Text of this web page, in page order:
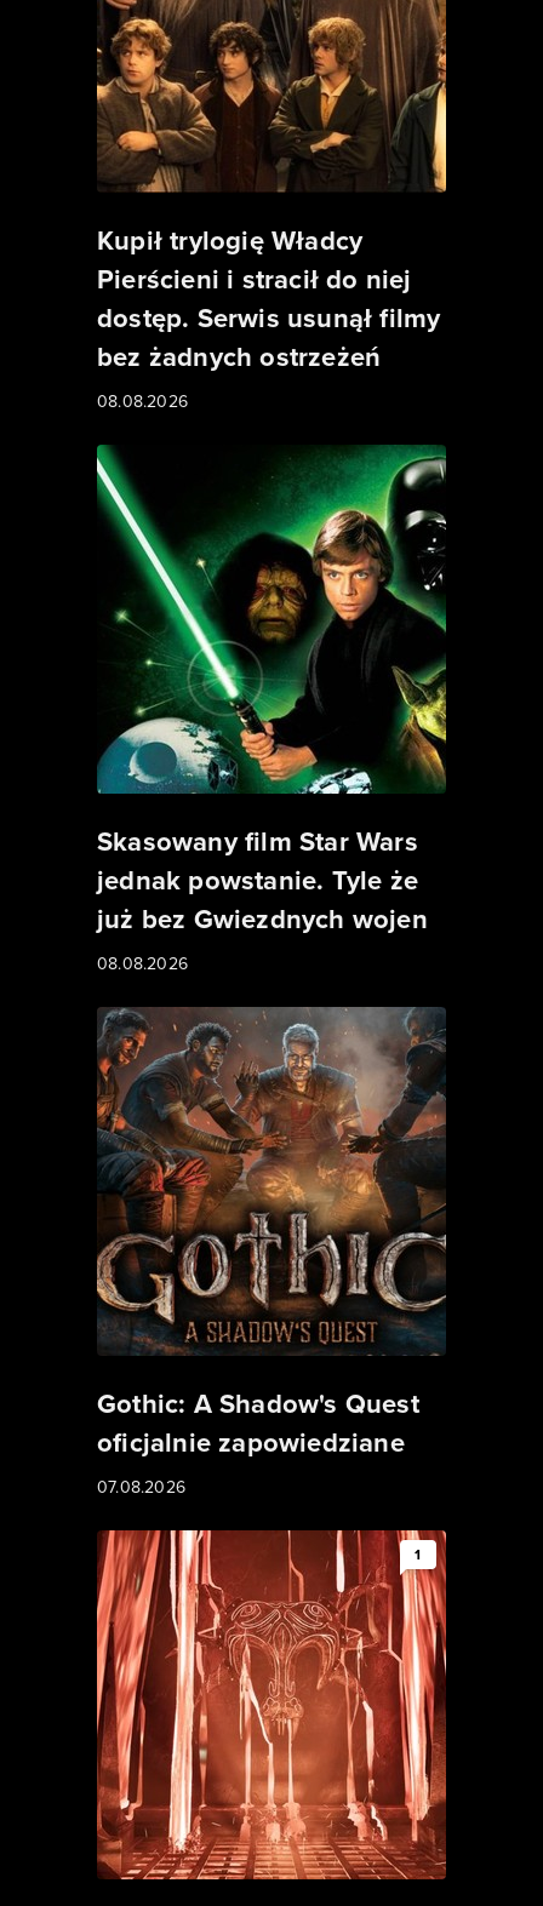
Kupił trylogię Władcy
Pierścieni i stracił do niej
dostęp. Serwis usunął filmy
bez żadnych ostrzeżeń
08.08.2026
Skasowany film Star Wars
jednak powstanie. Tyle że
już bez Gwiezdnych wojen
08.08.2026
Gothic: A Shadow's Quest
oficjalnie zapowiedziane
07.08.2026
1